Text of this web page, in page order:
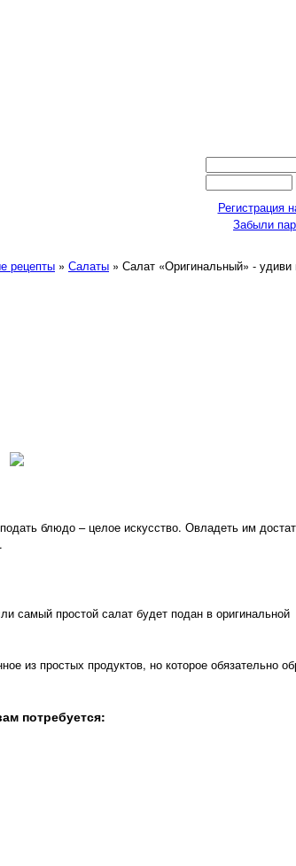
Регистрация
Забыли
рецепты » Салаты » Салат «Оригинальный» - удиви
блюдо – целое искусство. Овладеть им
самый простой салат будет подан в оригинальной
из простых продуктов, но которое обязательно
потребуется: